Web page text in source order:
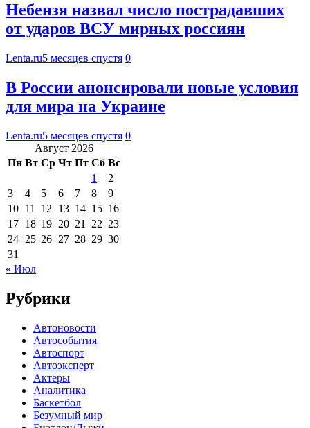
Небензя назвал число пострадавших
от ударов ВСУ мирных россиян
Lenta.ru5 месяцев спустя 0
В России анонсировали новые условия
для мира на Украине
Lenta.ru5 месяцев спустя 0
Август 2026
Пн Вт Ср Чт Пт Сб Вс
1
2
3
4 5 6 7 8
9
10 11 12 13 14 15 16
17 18 19 20 21 22 23
24 25 26 27 28 29 30
31
« Июл
Рубрики
Автоновости
Автособытия
Автоспорт
Автоэксперт
Актеры
Аналитика
Баскетбол
Безумный мир